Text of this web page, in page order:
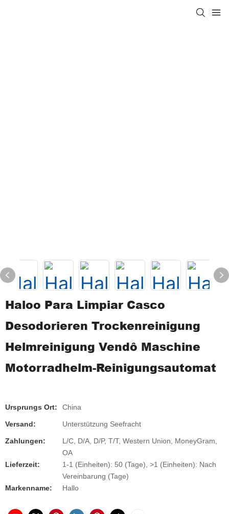
Haloo Para Limpiar Casco
Desodorieren Trockenreinigung
Helmreinigung Vendô Maschine
Motorradhelm-Reinigungsautomat
Ursprungs Ort: China
Versand: Unterstützung Seefracht
Zahlungen:
L/C, D/A, D/P, T/T, Western Union, MoneyGram,
OA
Lieferzeit:
1-1 (Einheiten): 50 (Tage), >1 (Einheiten): Nach
Vereinbarung (Tage)
Markenname:
Hallo